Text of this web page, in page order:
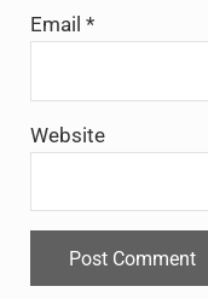
Email *
Website